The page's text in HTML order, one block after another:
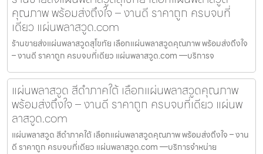
คุณภาพ พร้อมส่งถึงใจ – งานดี ราคาถูก ครบจบที่
เดียว แผ่นพลาสวูด.com
ร้านขายส่งแผ่นพลาสวูดสุโขทัย เลือกแผ่นพลาสวูดคุณภาพ พร้อมส่งถึงใจ
– งานดี ราคาถูก ครบจบที่เดียว แผ่นพลาสวูด.com —บริการจ
แผ่นพลาสวูด สีดำภาคใต้ เลือกแผ่นพลาสวูดคุณภาพ
พร้อมส่งถึงใจ – งานดี ราคาถูก ครบจบที่เดียว แผ่นพ
ลาสวูด.com
แผ่นพลาสวูด สีดำภาคใต้ เลือกแผ่นพลาสวูดคุณภาพ พร้อมส่งถึงใจ – งาน
ดี ราคาถูก ครบจบที่เดียว แผ่นพลาสวูด.com —บริการจำหน่าย